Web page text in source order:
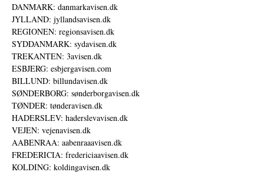
DANMARK: danmarkavisen.dk
JYLLAND: jyllandsavisen.dk
REGIONEN: regionsavisen.dk
SYDDANMARK: sydavisen.dk
TREKANTEN: 3avisen.dk
ESBJERG: esbjergavisen.com
BILLUND: billundavisen.dk
SØNDERBORG: sønderborgavisen.dk
TØNDER: tønderavisen.dk
HADERSLEV: haderslevavisen.dk
VEJEN: vejenavisen.dk
AABENRAA: aabenraaavisen.dk
FREDERICIA: fredericiaavisen.dk
KOLDING: koldingavisen.dk